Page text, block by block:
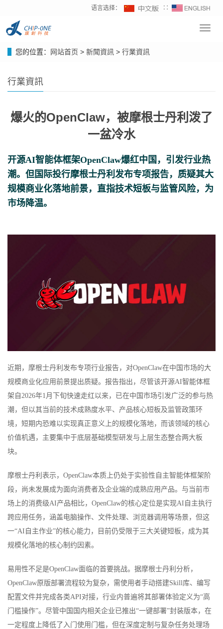
语言选择： ∷
您的位置：
网站首页 > 新聞資訊 > 行業資訊
行業資訊
爆火的OpenClaw，被摩根士丹利泼了
一盆冷水
开源AI智能体框架OpenClaw爆红中国，引发行业热
潮。但国际投行摩根士丹利发布专项报告，质疑其大
规模商业化落地前景，直指技术短板与监管风险，为
市场降温。
近期，摩根士丹利发布专项行业报告，对OpenClaw在中国市场的大
规模商业化应用前景提出质疑。报告指出，尽管该开源AI智能体框
架自2026年1月下旬快速走红以来，已在中国市场引发广泛的参与热
潮，但以其当前的技术成熟度水平、产品核心短板及监管政策环
境，短期内恐难以实现真正意义上的规模化落地，而该领域的核心
价值机遇，主要集中于底层基础模型研发与上层生态整合两大板
块。
摩根士丹利表示，OpenClaw本质上仍处于实验性自主智能体框架阶
段，尚未发展成为面向消费者及企业端的成熟应用产品。与当前市
场上的消费级AI产品相比，OpenClaw的核心定位是实现AI自主执行
跨应用任务，涵盖电脑操作、文件处理、浏览器调用等场景，但这
一“AI自主作业”的核心能力，目前仍受限于三大关键短板，成为其
规模化落地的核心制约因素。
易用性不足是OpenClaw面临的首要挑战。据摩根士丹利分析，
OpenClaw原版部署流程较为复杂，需使用者手动搭建Skill库、编写
配置文件并完成各类API对接，行业内普遍将其部署体验定义为“高
门槛操作”。尽管中国国内相关企业已推出“一键部署”封装版本，在
一定程度上降低了入门使用门槛，但在深度定制与复杂任务处理场